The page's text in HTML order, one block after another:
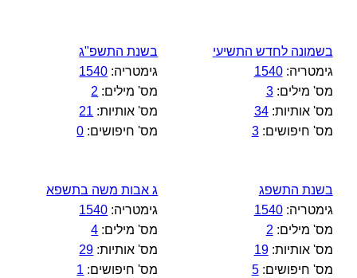
בשמונה לחדש התשיעי
גימטריה:1540
מס' מילים:3
מס' אותיות:34
מס' חיפושים:3
בשנת התשפ"ג
גימטריה: 1540
מס' מילים: 2
מס' אותיות: 21
מס' חיפושים: 0
בשנת התשפג
גימטריה:1540
מס' מילים: 2
מס' אותיות:19
מס' חיפושים:5
ג אבות משה בתשפא
גימטריה: 1540
מס' מילים: 4
מס' אותיות: 29
מס' חיפושים: 1